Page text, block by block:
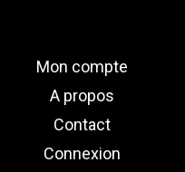
Mon compte
A propos
Contact
Connexion